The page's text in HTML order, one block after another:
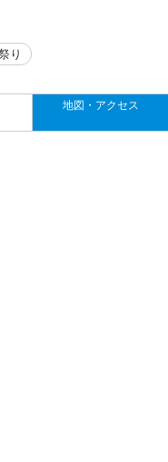
り
地図・アクセス